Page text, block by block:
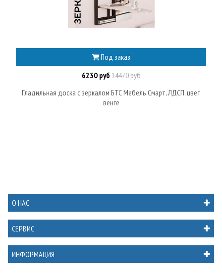
Под заказ
6230 руб14470 руб
Гладильная доска с зеркалом БТС Мебель Смарт, ЛДСП, цвет
венге
О НАС
СЕРВИС
ИНФОРМАЦИЯ